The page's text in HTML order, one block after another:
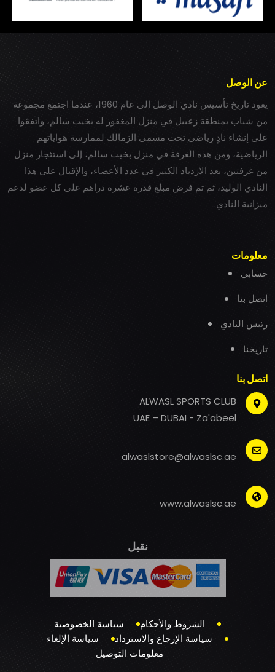
عن الوصل
يعود تاريخ تأسيس نادي الوصل إلى عام 1960، عندما اجتمع مجموعة
من شباب بمنطقة زعبيل في منزل المغفور له بخيت سالم، واتفقوا
على إنشاء نادٍ رياضي تحت مسمى الزمالك لممارسة هواياتهم
الرياضية، ومن هذه الغرفة في منزل بخيت سالم، إلى استئجار منزل
من غرفتين، بعد الازدياد الكبير في عدد الأعضاء، والإقبال على هذا
النادي الوليد، ثم تم فرض مبلغ قدره عشرة دراهم على كل عضو لدعم
ميزانية النادي.
معلومات
حسابي
اتصل بنا
رئيس النادي
تاريخنا
اتصل بنا
ALWASL SPORTS CLUB
UAE – DUBAI - Za'abeel
alwaslstore@alwaslsc.ae
www.alwaslsc.ae
نقبل
الشروط والأحكام
سياسة الخصوصية
سياسة الإرجاع والاسترداد
سياسة الإلغاء
معلومات التوصيل